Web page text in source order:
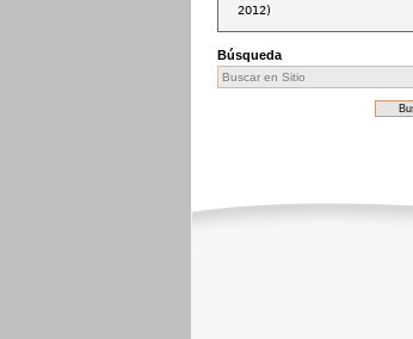
2012)
Búsqueda